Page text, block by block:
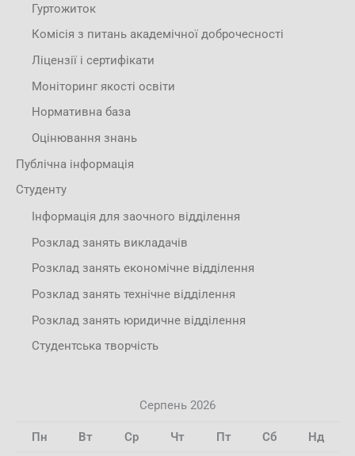
Гуртожиток
Комісія з питань академічної доброчесності
Ліцензії і сертифікати
Моніторинг якості освіти
Нормативна база
Оцінювання знань
Публічна інформація
Студенту
Інформація для заочного відділення
Розклад занять викладачів
Розклад занять економічне відділення
Розклад занять технічне відділення
Розклад занять юридичне відділення
Студентська творчість
Серпень 2026
Пн Вт Ср Чт Пт Сб Нд